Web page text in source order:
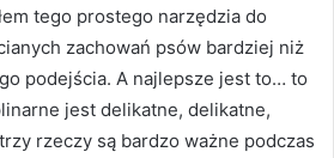
tego prostego narzędzia do
zachowań psów bardziej niż
podejścia. A najlepsze jest to… to
jest delikatne, delikatne,
rzeczy są bardzo ważne podczas